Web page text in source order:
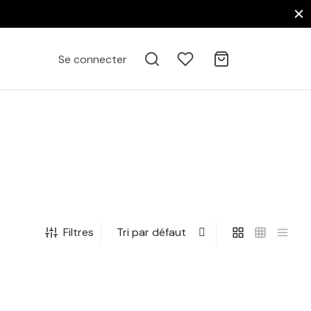
Se connecter
Filtres